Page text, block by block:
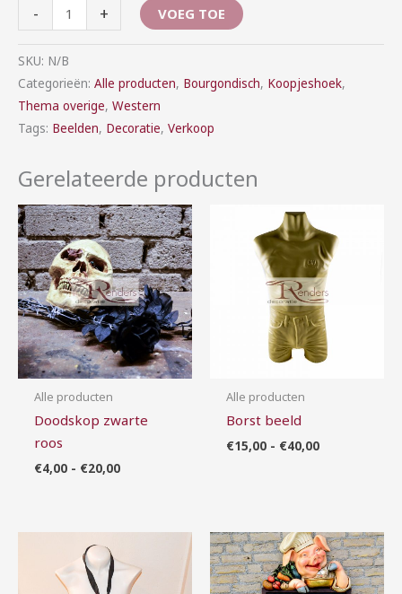
- + VOEG TOE
SKU: N/B
Categorieën: Alle producten, Bourgondisch, Koopjeshoek,
Thema overige, Western
Tags: Beelden, Decoratie, Verkoop
Gerelateerde producten
Alle producten
Doodskop zwarte
roos
€4,00 - €20,00
Prijsklasse:
€4,00
tot
€20,00
Alle producten
Borst beeld
€15,00 - €40,00
€15,00
tot
€40,00
Prijsklasse:
tot
€60,00
Prijsklasse:
€7,50
tot
€40,00